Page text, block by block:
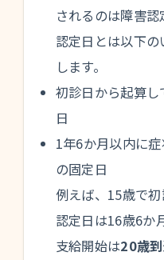
されるのは障害
認定日とは以下
します。
初診日から起算し
日
1年6か月以内に
の固定日
例えば、15歳で
認定日は16歳6か
支給開始は20歳